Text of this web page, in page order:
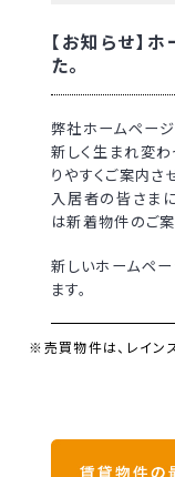
【お知らせ】
た。
弊社ホームページ
新しく生まれ変
りやすくご案内さ
入居者の皆さま
は新着物件のご案
新しいホームペー
ます。
※売買物件は、レイン